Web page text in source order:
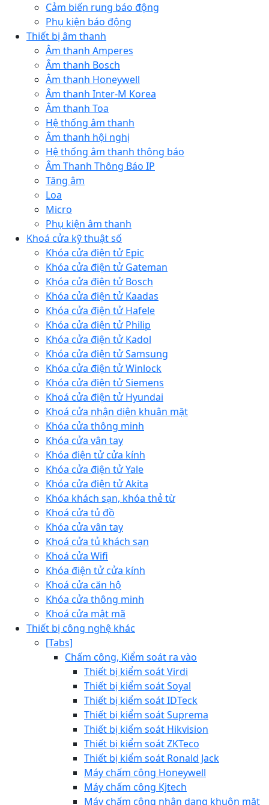
Cảm biến rung báo động
Phụ kiện báo động
Thiết bị âm thanh
Âm thanh Amperes
Âm thanh Bosch
Âm thanh Honeywell
Âm thanh Inter-M Korea
Âm thanh Toa
Hệ thống âm thanh
Âm thanh hội nghị
Hệ thống âm thanh thông báo
Âm Thanh Thông Báo IP
Tăng âm
Loa
Micro
Phụ kiện âm thanh
Khoá cửa kỹ thuật số
Khóa cửa điện tử Epic
Khóa cửa điện tử Gateman
Khóa cửa điện tử Bosch
Khóa cửa điện tử Kaadas
Khóa cửa điện tử Hafele
Khóa cửa điện tử Philip
Khóa cửa điện tử Kadol
Khóa cửa điện tử Samsung
Khóa cửa điện tử Winlock
Khóa cửa điện tử Siemens
Khoá cửa điện tử Hyundai
Khoá cửa nhận diện khuân mặt
Khóa cửa thông minh
Khóa cửa vân tay
Khóa điện tử cửa kính
Khóa cửa điện tử Yale
Khóa cửa điện tử Akita
Khóa khách sạn, khóa thẻ từ
Khoá cửa tủ đồ
Khóa cửa vân tay
Khoá cửa tủ khách sạn
Khoá cửa Wifi
Khóa điện tử cửa kính
Khoá cửa căn hộ
Khóa cửa thông minh
Khoá cửa mật mã
Thiết bị công nghệ khác
[Tabs]
Chấm công, Kiểm soát ra vào
Thiết bị kiểm soát Virdi
Thiết bị kiểm soát Soyal
Thiết bị kiểm soát IDTeck
Thiết bị kiểm soát Suprema
Thiết bị kiểm soát Hikvision
Thiết bị kiểm soát ZKTeco
Thiết bị kiểm soát Ronald Jack
Máy chấm công Honeywell
Máy chấm công Kjtech
Máy chấm công nhận dạng khuôn mặt